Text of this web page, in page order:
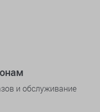
и обслуживание